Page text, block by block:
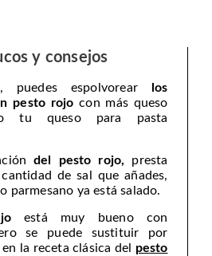
y consejos
puedes espolvorear
los
pesto rojo con más queso
o tu queso para pasta
del pesto rojo, presta
de sal que añades,
parmesano ya está salado.
está muy bueno con
se puede sustituir por
la receta clásica del pesto